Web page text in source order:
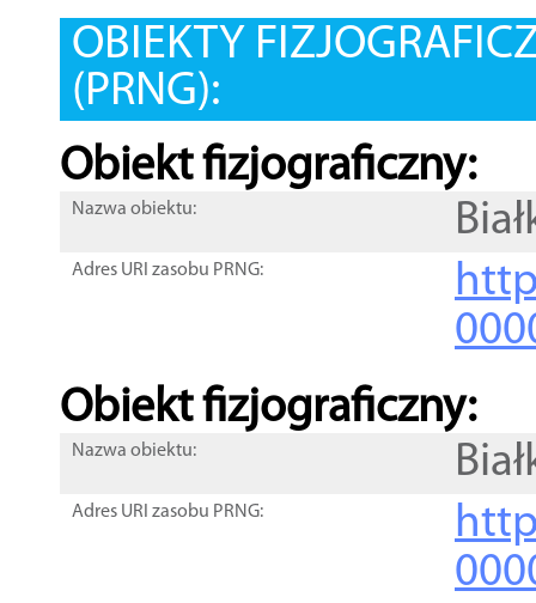
OBIEKTY
(PRNG):
Obiekt fizjograficzny:
Nazwa obiektu:
Adres URI zasobu PRNG:
Obiekt fizjograficzny:
Nazwa obiektu:
Adres URI zasobu PRNG: